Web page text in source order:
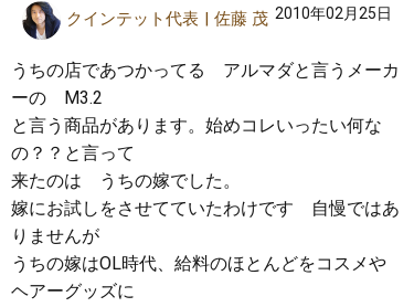
クインテット代表 佐藤 茂 2010年02月25日
うちの店であつかってる アルマダと言うメーカ
ーの M3.2
と言う商品があります。始めコレいったい何な
の？？と言って
来たのは うちの嫁でした。
嫁にお試しをさせてていたわけです 自慢ではあ
りませんが
うちの嫁はOL時代、給料のほとんどをコスメや
ヘアーグッズに